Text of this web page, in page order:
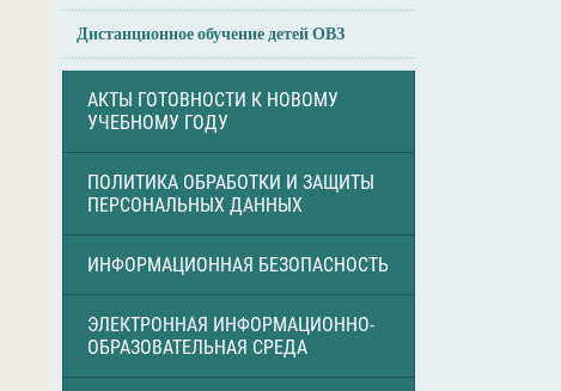
Дистанционное обучение детей ОВЗ
АКТЫ ГОТОВНОСТИ К НОВОМУ
УЧЕБНОМУ ГОДУ
ПОЛИТИКА ОБРАБОТКИ И ЗАЩИТЫ
ПЕРСОНАЛЬНЫХ ДАННЫХ
ИНФОРМАЦИОННАЯ БЕЗОПАСНОСТЬ
ЭЛЕКТРОННАЯ ИНФОРМАЦИОННО-
ОБРАЗОВАТЕЛЬНАЯ СРЕДА